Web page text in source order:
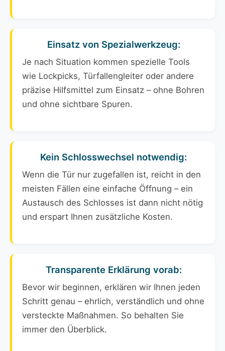
Einsatz von Spezialwerkzeug:
Je nach Situation kommen spezielle Tools
wie Lockpicks, Türfallengleiter oder andere
präzise Hilfsmittel zum Einsatz – ohne Bohren
und ohne sichtbare Spuren.
Kein Schlosswechsel notwendig:
Wenn die Tür nur zugefallen ist, reicht in den
meisten Fällen eine einfache Öffnung – ein
Austausch des Schlosses ist dann nicht nötig
und erspart Ihnen zusätzliche Kosten.
Transparente Erklärung vorab:
Bevor wir beginnen, erklären wir Ihnen jeden
Schritt genau – ehrlich, verständlich und ohne
versteckte Maßnahmen. So behalten Sie
immer den Überblick.